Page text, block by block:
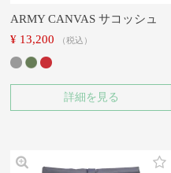
ARMY CANVAS サコッシュ
¥ 13,200 税込
詳細を見る